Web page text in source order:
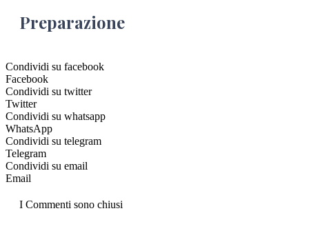
Preparazione
Condividi su facebook
Facebook
Condividi su twitter
Twitter
Condividi su whatsapp
WhatsApp
Condividi su telegram
Telegram
Condividi su email
Email
I Commenti sono chiusi